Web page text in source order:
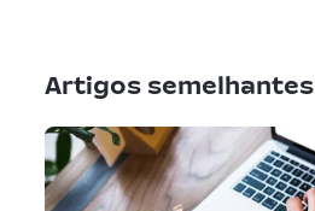
Artigos semelhantes